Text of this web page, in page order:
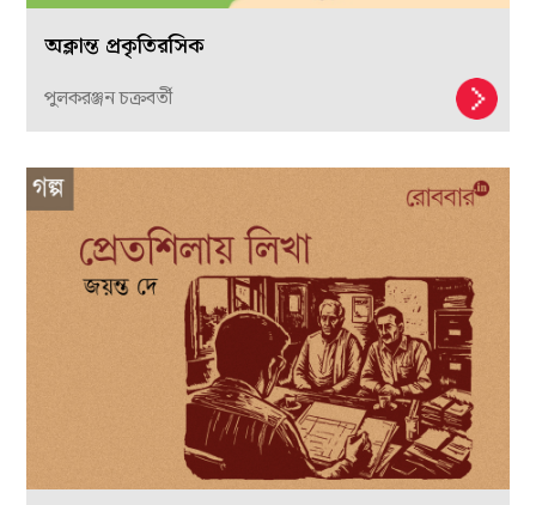
অক্লান্ত প্রকৃতিরসিক
পুলকরঞ্জন চক্রবর্তী